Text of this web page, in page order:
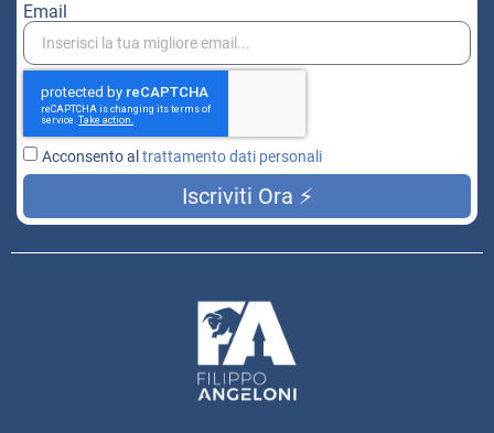
Email
Acconsento al trattamento dati personali
Iscriviti Ora ⚡